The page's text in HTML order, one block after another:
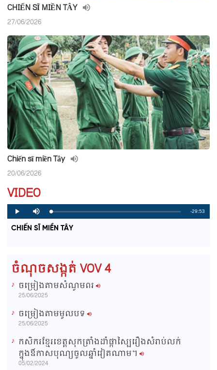
CHIẾN SĨ MIỀN TÂY
27/06/2026
Chiến sĩ miền Tây
20/06/2026
VIDEO
P
l
y
M
u
e
L
o
a
d
P
r
o
g
R
-29:53
CHIẾN SĨ MIỀN TÂY
ចំណុចសង្កត់ VOV 4
ចម្រៀងតាមសំណូមពរ
25/06/2025
ចម្រៀងតាមមូលបទ
25/06/2025
កសិករខ្មែរខេត្តសុកត្រាំងដាំផ្កាស្បៃរឿងសំរាប់លក់
ក្នុងឳកាសបុណ្យចូលឆ្នាំវៀតណាម។
05/02/2024